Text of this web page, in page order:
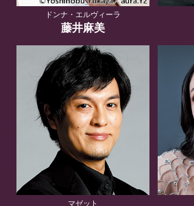
ドンナ・エルヴィーラ
藤井麻美
マゼット